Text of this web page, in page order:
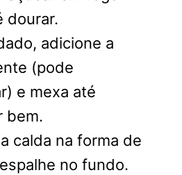
dourar.
adicione a
(pode
e mexa até
bem.
calda na forma de
no fundo.